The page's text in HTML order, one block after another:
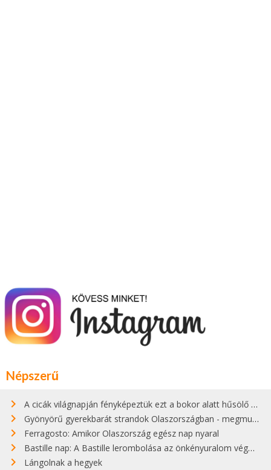
Népszerű
A cicák világnapján fényképeztük ezt a bokor alatt hűsölő cicát Kisorosziban
Gyönyörű gyerekbarát strandok Olaszországban - megmutatjuk a 15 legjobbat
Ferragosto: Amikor Olaszország egész nap nyaral
Bastille nap: A Bastille lerombolása az önkényuralom végét jelentette
Lángolnak a hegyek